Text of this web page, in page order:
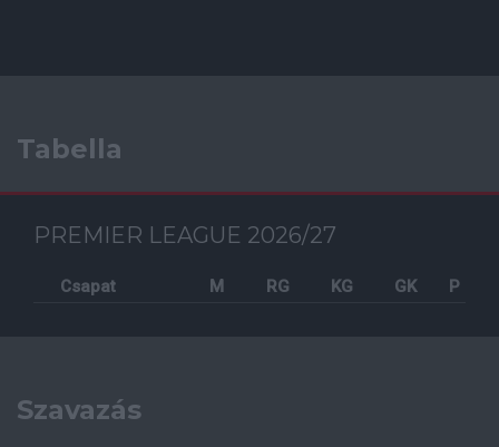
Tabella
PREMIER LEAGUE 2026/27
Csapat M RG KG GK P
Szavazás